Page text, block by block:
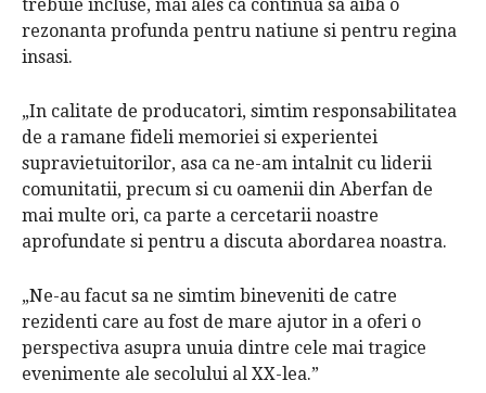
trebuie incluse, mai ales ca continua sa aiba o
rezonanta profunda pentru natiune si pentru regina
insasi.
„In calitate de producatori, simtim responsabilitatea
de a ramane fideli memoriei si experientei
supravietuitorilor, asa ca ne-am intalnit cu liderii
comunitatii, precum si cu oamenii din Aberfan de
mai multe ori, ca parte a cercetarii noastre
aprofundate si pentru a discuta abordarea noastra.
„Ne-au facut sa ne simtim bineveniti de catre
rezidenti care au fost de mare ajutor in a oferi o
perspectiva asupra unuia dintre cele mai tragice
evenimente ale secolului al XX-lea.”